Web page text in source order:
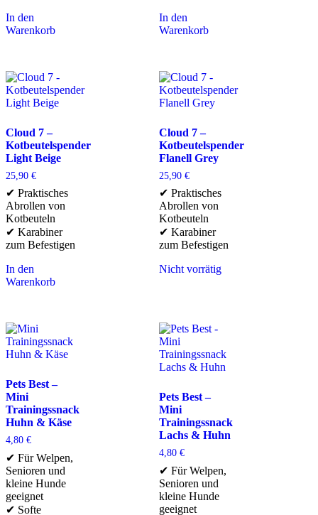
In den
Warenkorb
In den
Warenkorb
Cloud 7 –
Kotbeutelspender
Light Beige
25,90 €
✔ Praktisches
Abrollen von
Kotbeuteln
✔ Karabiner
zum Befestigen
In den
Warenkorb
Cloud 7 –
Kotbeutelspender
Flanell Grey
25,90 €
✔ Praktisches
Abrollen von
Kotbeuteln
✔ Karabiner
zum Befestigen
Nicht vorrätig
Pets Best –
Mini
Trainingssnack
Huhn & Käse
4,80 €
✔ Für Welpen,
Senioren und
kleine Hunde
geeignet
✔ Softe
Pets Best –
Mini
Trainingssnack
Lachs & Huhn
4,80 €
✔ Für Welpen,
Senioren und
kleine Hunde
geeignet